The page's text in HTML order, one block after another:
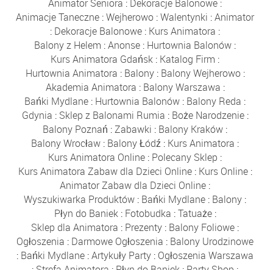
Animator Seniora : Dekoracje Balonowe :
Animacje Taneczne :Wejherowo :Walentynki :Animator
: Dekoracje Balonowe : Kurs Animatora :
Balony z Helem :Anonse : Hurtownia Balonów :
Kurs Animatora Gdańsk : Katalog Firm :
Hurtownia Animatora : Balony: Balony Wejherowo:
Akademia Animatora : Balony Warszawa :
Bańki Mydlane : Hurtownia Balonów : Balony Reda :
Gdynia : Sklep z Balonami Rumia : Boże Narodzenie:
Balony Poznań :Zabawki : Balony Kraków :
Balony Wrocław : Balony Łódź : Kurs Animatora :
Kurs Animatora Online : Polecany Sklep :
Kurs Animatora Zabaw dla Dzieci Online: Kurs Online:
Animator Zabaw dla Dzieci Online :
Wyszukiwarka Produktów : Bańki Mydlane : Balony :
Płyn do Baniek: Fotobudka :Tatuaże:
Sklep dla Animatora : Prezenty : Balony Foliowe :
Ogłoszenia : Darmowe Ogłoszenia : Balony Urodzinowe
: Bańki Mydlane :Artykuły Party : Ogłoszenia Warszawa